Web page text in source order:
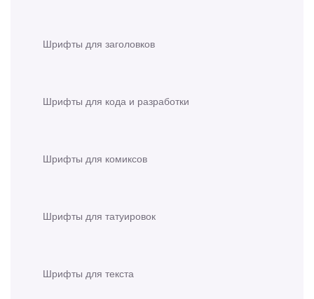
Шрифты для заголовков
Шрифты для кода и разработки
Шрифты для комиксов
Шрифты для татуировок
Шрифты для текста